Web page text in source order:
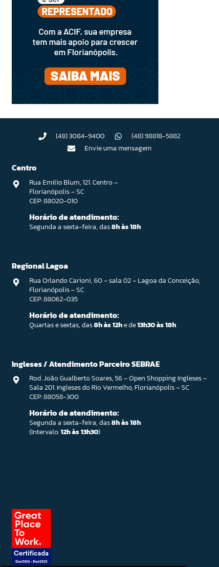
(48) 3084-9400
(48) 98818-5882
Envie uma mensagem
Centro
Rua Emilio Blum, 121. Centro –
Florianópolis – SC
CEP: 88020-010
Horário de atendimento:
Segunda a sexta-feira, das8h às 18h
Regional Lagoa
Rua Orlando Carioni, 60 – sala 02 – Lagoa da Conceição,
Florianópolis – SC
CEP: 88062-035
Horário de atendimento:
Quartas e sextas, das8h às 12he de13h30 às 18h
Ingleses / Atendimento Parceiro SEBRAE
Rod. João Gualberto Soares, 56 – Open Shopping Ingleses –
Sala 201. Ingleses do Rio Vermelho, Florianópolis – SC
CEP: 88058-300
Horário de atendimento:
Segunda a sexta-feira, das8h às 18h
(Intervalo:12h às 13h30)